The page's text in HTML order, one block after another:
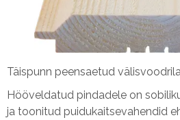
Täispunn peensaetud
Hööveldatud pindadele on
ja toonitud puidukaitsevahendid